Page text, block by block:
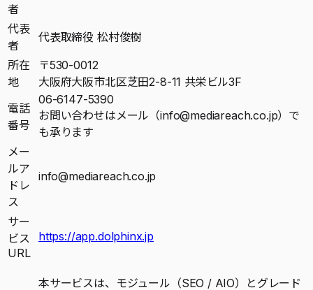
者
代表
者
代表取締役 松村俊樹
所在
地
〒530-0012
大阪府大阪市北区芝田2-8-11 共栄ビル3F
電話
番号
06-6147-5390
お問い合わせはメール（info@mediareach.co.jp）で
も承ります
メー
ルア
ドレ
ス
info@mediareach.co.jp
サー
ビス
URL
https://app.dolphinx.jp
本サービスは、モジュール（SEO / AIO）とグレード